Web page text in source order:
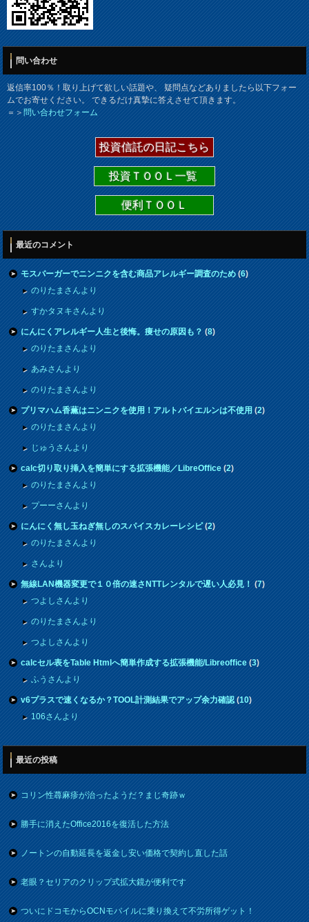
問い合わせ
返信率100％！取り上げて欲しい話題や、 疑問点などありましたら以下フォー
ムでお寄せください。 できるだけ真摯に答えさせて頂きます。
＝＞問い合わせフォーム
投資信託の日記こちら
投資ＴＯＯＬ一覧
便利ＴＯＯＬ
最近のコメント
モスバーガーでニンニクを含む商品アレルギー調査のため(6)
のりたまさんより
すかタヌキさんより
にんにくアレルギー人生と後悔。痩せの原因も？(8)
のりたまさんより
あみさんより
のりたまさんより
プリマハム香薫はニンニクを使用！アルトバイエルンは不使用(2)
のりたまさんより
じゅうさんより
calc切り取り挿入を簡単にする拡張機能／LibreOffice(2)
のりたまさんより
プーーさんより
にんにく無し玉ねぎ無しのスパイスカレーレシピ(2)
のりたまさんより
さんより
無線LAN機器変更で１０倍の速さNTTレンタルで遅い人必見！(7)
つよしさんより
のりたまさんより
つよしさんより
calcセル表をTable Htmlへ簡単作成する拡張機能/Libreoffice(3)
ふうさんより
v6プラスで速くなるか？TOOL計測結果でアップ余力確認(10)
106さんより
最近の投稿
コリン性蕁麻疹が治ったようだ？まじ奇跡ｗ
勝手に消えたOffice2016を復活した方法
ノートンの自動延長を返金し安い価格で契約し直した話
老眼？セリアのクリップ式拡大鏡が便利です
ついにドコモからOCNモバイルに乗り換えて不労所得ゲット！